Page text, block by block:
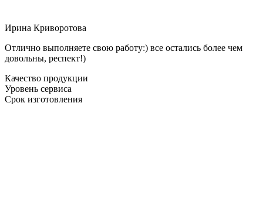
Ирина Криворотова
Отлично выполняете свою работу:) все остались более чем
довольны, респект!)
Качество продукции
Уровень сервиса
Срок изготовления